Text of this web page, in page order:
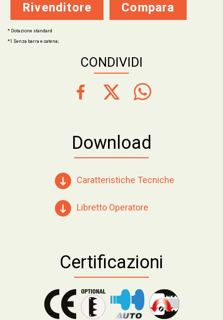
Rivenditore Compara
* Dotazione standard
*1 Senza barra e catena;
CONDIVIDI
Download
Caratteristiche Tecniche
Libretto Operatore
Certificazioni